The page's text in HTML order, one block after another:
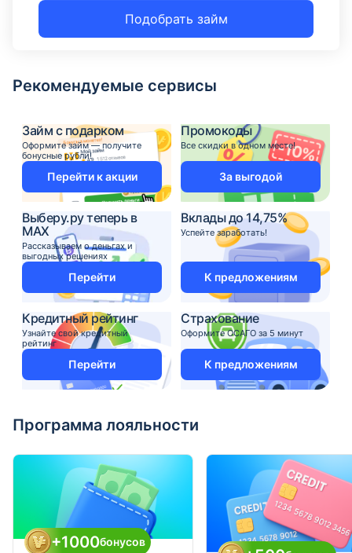
Подобрать займ
Рекомендуемые сервисы
Займ с подарком
Оформите займ — получите
бонусные рубли!
Перейти к акции
Промокоды
Все скидки в одном месте!
За выгодой
Выберу.ру теперь в
MAX
Рассказываем о деньгах и
выгодных решениях
Перейти
Вклады до 14,75%
Успейте заработать!
К предложениям
Кредитный рейтинг
Узнайте свой кредитный
рейтинг
Перейти
Страхование
Оформите ОСАГО за 5 минут
К предложениям
Программа лояльности
+1000бонусов